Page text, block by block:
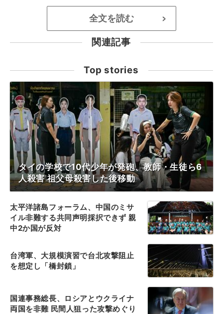
全文を読む >
関連記事
Top stories
タイの学校で10代少年が発砲、教師・生徒ら6
人殺害 祖父母殺害した後移動
太平洋諸島フォーラム、中国のミサ
イル非難する共同声明採択できず 親
中2か国が反対
台湾軍、大規模演習で台北攻撃阻止
を想定し「橋封鎖」
国連事務総長、ロシアとウクライナ
両国を非難 民間人狙った攻撃めぐり